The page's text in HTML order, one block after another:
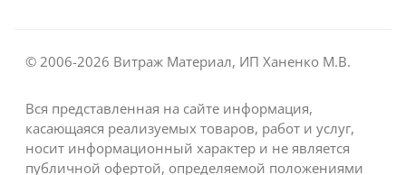
© 2006-2026 Витраж Материал, ИП Ханенко М.В.
Вся представленная на сайте информация,
касающаяся реализуемых товаров, работ и услуг,
носит информационный характер и не является
публичной офертой, определяемой положениями